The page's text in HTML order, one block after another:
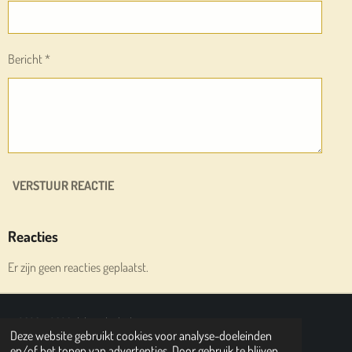
Deze website gebruikt cookies voor analyse-doeleinden
Bericht *
VERSTUUR REACTIE
Reacties
Er zijn geen reacties geplaatst.
© 2020 - 2026 deleesplank.nl
Powered byJouwWeb